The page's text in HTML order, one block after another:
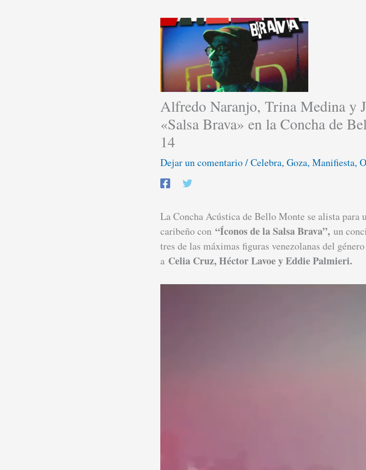
Alfredo Naranjo, Trina Medina y
«Salsa Brava» en la Concha de
14
Dejar un comentario/Celebra,Goza,Manifiesta,
La Concha Acústica de Bello Monte se alista para
caribeño con“Íconos de la Salsa Brava”, un
tres de las máximas figuras venezolanas del
a Celia Cruz, Héctor Lavoe y Eddie Palmieri.